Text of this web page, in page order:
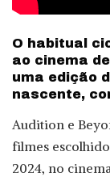
O habitual
ao cinema
uma edição
nascente,
Audition e
filmes
2024, no